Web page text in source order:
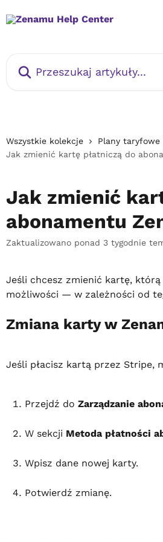
Wszystkie kolekcje
Plany taryfowe
Jak zmienić kartę płatniczą do
Jak zmienić
abonamentu
Zaktualizowano ponad 3 tygodnie
Jeśli chcesz zmienić kartę, którą
możliwości — w zależności od
Zmiana karty w
Jeśli płacisz kartą przez Stripe,
Przejdź do Zarządzanie
W sekcji Metoda płatności
Wpisz dane nowej karty.
Potwierdź zmianę.